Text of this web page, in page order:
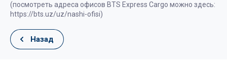
(посмотреть адреса офисов BTS Express Cargo можно здесь:
https://bts.uz/uz/nashi-ofisi)
Назад